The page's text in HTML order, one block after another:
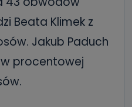
Beata Klimek z
Jakub Paduch
procentowej